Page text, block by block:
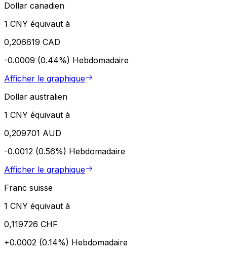
Dollar canadien
1 CNY équivaut à
0,206619 CAD
-0.0009 (0.44%) Hebdomadaire
Afficher le graphique
Dollar australien
1 CNY équivaut à
0,209701 AUD
-0.0012 (0.56%) Hebdomadaire
Afficher le graphique
Franc suisse
1 CNY équivaut à
0,119726 CHF
+0.0002 (0.14%) Hebdomadaire